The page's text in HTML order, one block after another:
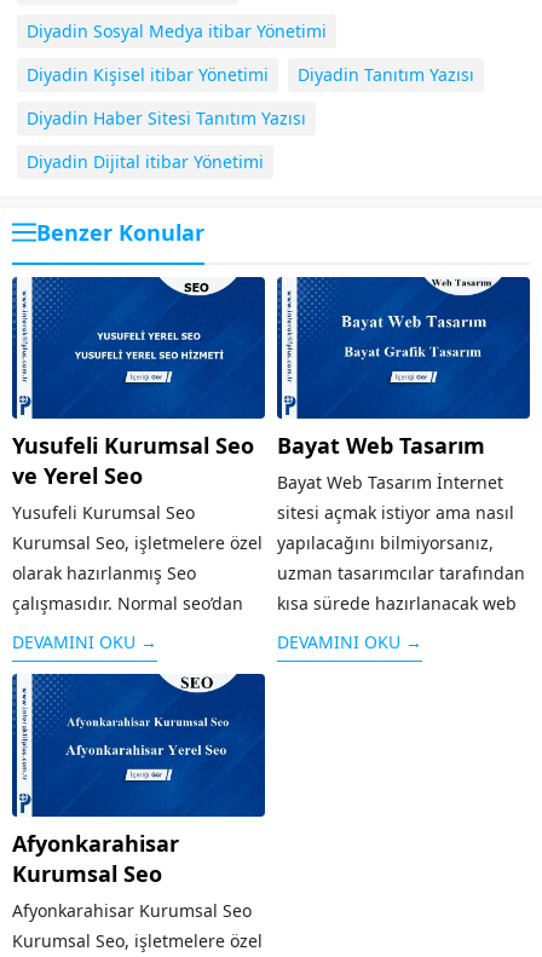
Diyadin Sosyal Medya itibar Yönetimi
Diyadin Kişisel itibar Yönetimi
Diyadin Tanıtım Yazısı
Diyadin Haber Sitesi Tanıtım Yazısı
Diyadin Dijital itibar Yönetimi
Benzer Konular
Yusufeli Kurumsal Seo
ve Yerel Seo
Yusufeli Kurumsal Seo
Kurumsal Seo, işletmelere özel
olarak hazırlanmış Seo
çalışmasıdır. Normal seo’dan
farklı olarak işletmenin geniş
kesimlere ulaşması, firma
tanıtımının yapılması, sosyal
medyanın etkin olarak
kullanılması gibi özellikleri
taşır. Alanında faaliyet
gösteren diğer rakip...
DEVAMINI OKU →
Bayat Web Tasarım
Bayat Web Tasarım İnternet
sitesi açmak istiyor ama nasıl
yapılacağını bilmiyorsanız,
uzman tasarımcılar tarafından
kısa sürede hazırlanacak web
tasarım hizmetinden
yararlanabilirsiniz. Bu hizmet
DEVAMINI OKU →
Afyonkarahisar
Kurumsal Seo
Afyonkarahisar Kurumsal Seo
Kurumsal Seo, işletmelere özel